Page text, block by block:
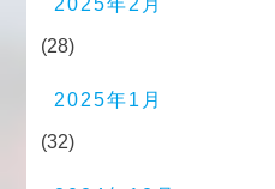
2025年2月
(28)
2025年1月
(32)